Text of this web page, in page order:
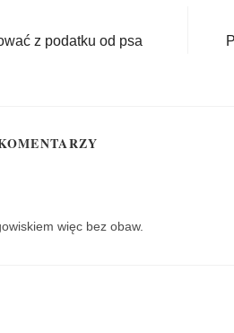
z podatku od psa
więc bez obaw.